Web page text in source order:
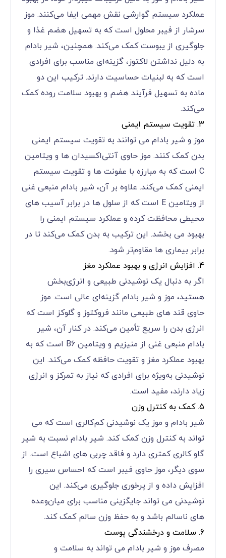
عملکرد سیستم گوارشی نقش مهمی ایفا می‌کنند. موز
سرشار از فیبر محلول است که به تسهیل هضم غذا و
جلوگیری از یبوست کمک می‌کند. همچنین، شیر بادام
به دلیل نداشتن لاکتوز، گزینه‌ای مناسب برای افرادی
است که به لبنیات حساسیت دارند. ترکیب این دو
ماده به تسهیل فرآیند هضم و بهبود سلامت روده کمک
می‌کند.
3. تقویت سیستم ایمنی
موز و شیر بادام می‌ توانند به تقویت سیستم ایمنی
بدن کمک کنند. موز حاوی آنتی‌اکسیدان‌ ها و ویتامین
C است که به مبارزه با عفونت ‌ها و تقویت سیستم
ایمنی کمک می‌کند. علاوه بر آن، شیر بادام منبعی غنی
از ویتامین E است که از سلول‌ ها در برابر آسیب‌ های
محیطی محافظت کرده و عملکرد سیستم ایمنی را
بهبود می ‌بخشد. این ترکیب به بدن کمک می‌کند تا در
برابر بیماری ‌ها مقاوم‌تر شود.
4. افزایش انرژی و بهبود عملکرد مغز
اگر به دنبال یک نوشیدنی طبیعی و انرژی‌بخش
هستید، موز و شیر بادام گزینه‌ای عالی است. موز
حاوی قند های طبیعی مانند فروکتوز و گلوکز است که
انرژی بدن را سریع تأمین می‌کند. در کنار آن، شیر
بادام منبعی غنی از منیزیم و ویتامین B6 است که به
بهبود عملکرد مغز و تقویت حافظه کمک می‌کند. این
نوشیدنی به‌ویژه برای افرادی که نیاز به تمرکز و انرژی
زیاد دارند، مفید است.
5. کمک به کنترل وزن
شیر بادام و موز یک نوشیدنی کم‌کالری است که می‌
تواند به کنترل وزن کمک کند. شیر بادام نسبت به شیر
گاو کالری کمتری دارد و فاقد چربی‌ های اشباع است. از
سوی دیگر، موز حاوی فیبر است که احساس سیری را
افزایش داده و از پرخوری جلوگیری می‌کند. این
نوشیدنی می ‌تواند جایگزینی مناسب برای میان‌وعده‌
های ناسالم باشد و به حفظ وزن سالم کمک کند.
6. سلامت و درخشندگی پوست
مصرف موز و شیر بادام می‌ تواند به سلامت و